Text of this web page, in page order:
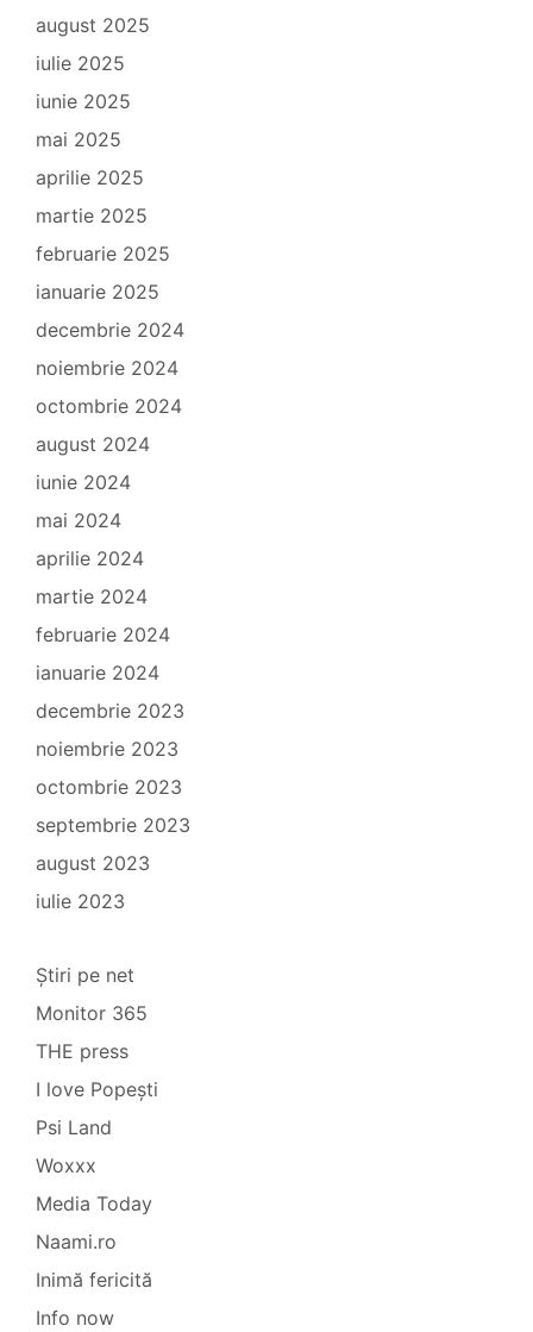
august 2025
iulie 2025
iunie 2025
mai 2025
aprilie 2025
martie 2025
februarie 2025
ianuarie 2025
decembrie 2024
noiembrie 2024
octombrie 2024
august 2024
iunie 2024
mai 2024
aprilie 2024
martie 2024
februarie 2024
ianuarie 2024
decembrie 2023
noiembrie 2023
octombrie 2023
septembrie 2023
august 2023
iulie 2023
Știri pe net
Monitor 365
THE press
I love Popești
Psi Land
Woxxx
Media Today
Naami.ro
Inimă fericită
Info now